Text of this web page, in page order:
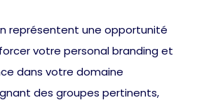
représentent une opportunité
votre personal branding et
dans votre domaine
des groupes pertinents,